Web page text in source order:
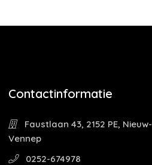
Contactinformatie
Faustlaan 43, 2152 PE, Nieuw-
Vennep
0252-674978